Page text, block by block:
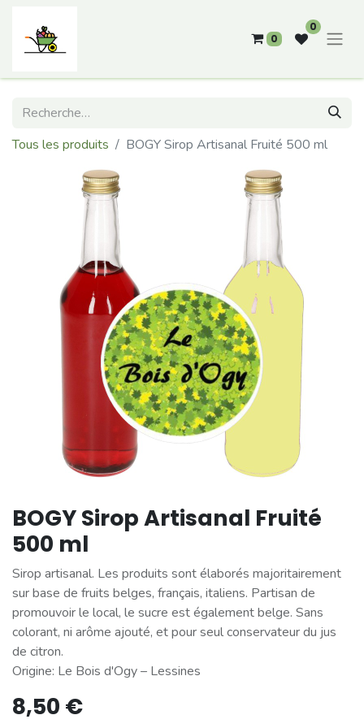
0
0
Tous les produits BOGY Sirop Artisanal Fruité 500 ml
BOGY Sirop Artisanal Fruité
500 ml
Sirop artisanal. Les produits sont élaborés majoritairement
sur base de fruits belges, français, italiens. Partisan de
promouvoir le local, le sucre est également belge. Sans
colorant, ni arôme ajouté, et pour seul conservateur du jus
de citron.
Origine: Le Bois d'Ogy – Lessines
8,50 €